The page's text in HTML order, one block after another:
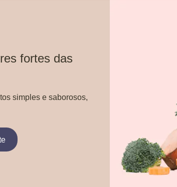
fortes das
simples e saborosos,